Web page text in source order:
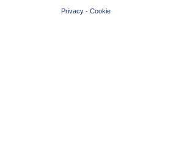
Privacy - Cookie